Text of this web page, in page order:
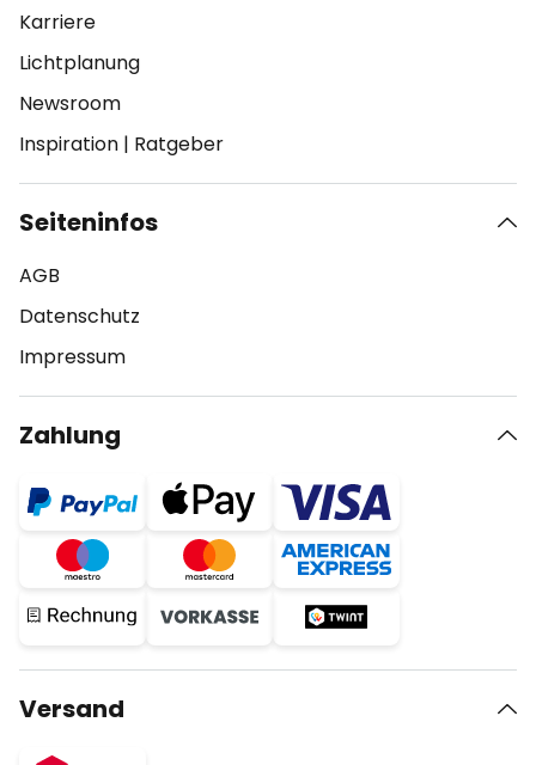
Karriere
Lichtplanung
Newsroom
Inspiration | Ratgeber
Seiteninfos
AGB
Datenschutz
Impressum
Zahlung
Versand